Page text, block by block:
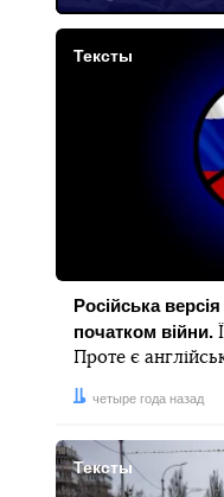
Тексты
Російська
початком війни.
Проте є
Дата:четыре года назад
Тексты